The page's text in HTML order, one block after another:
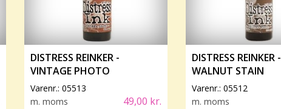
DISTRESS REINKER -
VINTAGE PHOTO
Varenr.: 05513
m. moms
49,00 kr.
DISTRESS REINKER -
WALNUT STAIN
Varenr.:05512
m. moms